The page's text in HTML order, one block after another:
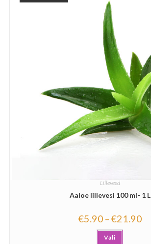
Lilleveed
Aaloe lillevesi 100 ml- 1 L
€5.90 –€21.90
Vali